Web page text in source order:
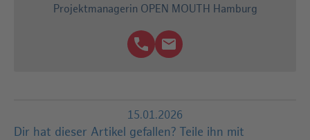
Projektmanagerin OPEN MOUTH Hamburg
15.01.2026
Dir hat dieser Artikel gefallen? Teile ihn mit